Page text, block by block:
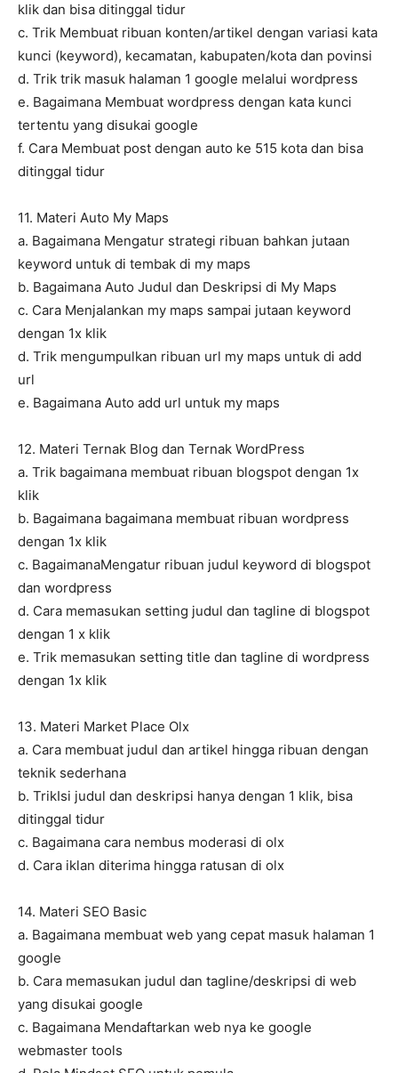
klik dan bisa ditinggal tidur
c. Trik Membuat ribuan konten/artikel dengan variasi kata
kunci (keyword), kecamatan, kabupaten/kota dan povinsi
d. Trik trik masuk halaman 1 google melalui wordpress
e. Bagaimana Membuat wordpress dengan kata kunci
tertentu yang disukai google
f. Cara Membuat post dengan auto ke 515 kota dan bisa
ditinggal tidur
11. Materi Auto My Maps
a. Bagaimana Mengatur strategi ribuan bahkan jutaan
keyword untuk di tembak di my maps
b. Bagaimana Auto Judul dan Deskripsi di My Maps
c. Cara Menjalankan my maps sampai jutaan keyword
dengan 1x klik
d. Trik mengumpulkan ribuan url my maps untuk di add
url
e. Bagaimana Auto add url untuk my maps
12. Materi Ternak Blog dan Ternak WordPress
a. Trik bagaimana membuat ribuan blogspot dengan 1x
klik
b. Bagaimana bagaimana membuat ribuan wordpress
dengan 1x klik
c. BagaimanaMengatur ribuan judul keyword di blogspot
dan wordpress
d. Cara memasukan setting judul dan tagline di blogspot
dengan 1 x klik
e. Trik memasukan setting title dan tagline di wordpress
dengan 1x klik
13. Materi Market Place Olx
a. Cara membuat judul dan artikel hingga ribuan dengan
teknik sederhana
b. TrikIsi judul dan deskripsi hanya dengan 1 klik, bisa
ditinggal tidur
c. Bagaimana cara nembus moderasi di olx
d. Cara iklan diterima hingga ratusan di olx
14. Materi SEO Basic
a. Bagaimana membuat web yang cepat masuk halaman 1
google
b. Cara memasukan judul dan tagline/deskripsi di web
yang disukai google
c. Bagaimana Mendaftarkan web nya ke google
webmaster tools